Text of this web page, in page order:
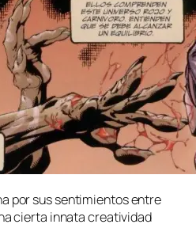
por sus sen­ti­mien­tos en­tre
cier­ta in­na­ta crea­ti­vi­dad